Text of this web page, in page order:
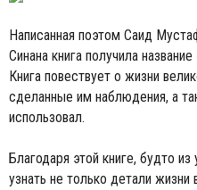
Написанная поэтом Саид
Синана книга получила
Книга повествует о жизни
сделанные им наблюдения, а
использовал.
Благодаря этой книге, будто
узнать не только детали жизни